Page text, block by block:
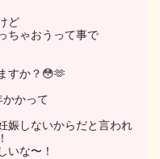
ど
ちゃおうって事で
すか？😳🫶
かって
娠しないからだと言われ
いな〜！